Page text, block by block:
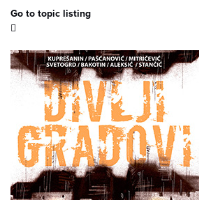
Go to topic listing